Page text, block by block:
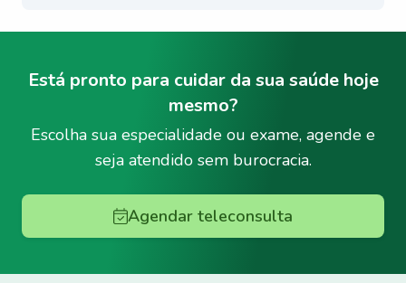
Está pronto para cuidar da sua saúde hoje
mesmo?
Escolha sua especialidade ou exame, agende e
seja atendido sem burocracia.
Agendar teleconsulta